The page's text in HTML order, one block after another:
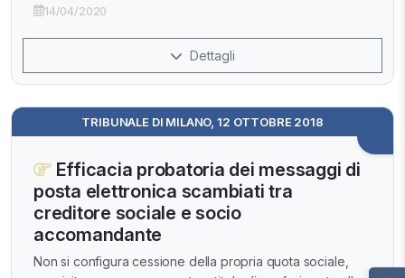
14/04/2020
Dettagli
TRIBUNALE DI MILANO, 12 OTTOBRE 2018
Efficacia probatoria dei messaggi di
posta elettronica scambiati tra
creditore sociale e socio
accomandante
Non si configura cessione della propria quota sociale,